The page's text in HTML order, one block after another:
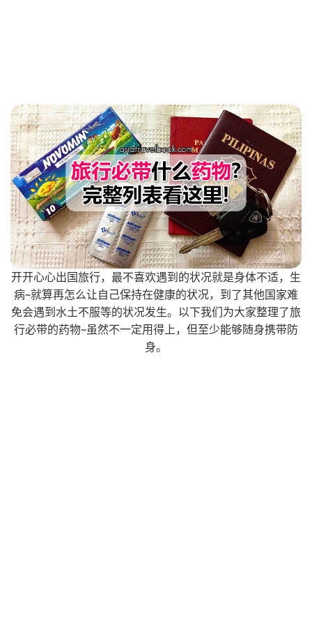
开开心心出国旅行，最不喜欢遇到的状况就是身体不适，生
病~就算再怎么让自己保持在健康的状况，到了其他国家难
免会遇到水土不服等的状况发生。以下我们为大家整理了旅
行必带的药物~虽然不一定用得上，但至少能够随身携带防
身。